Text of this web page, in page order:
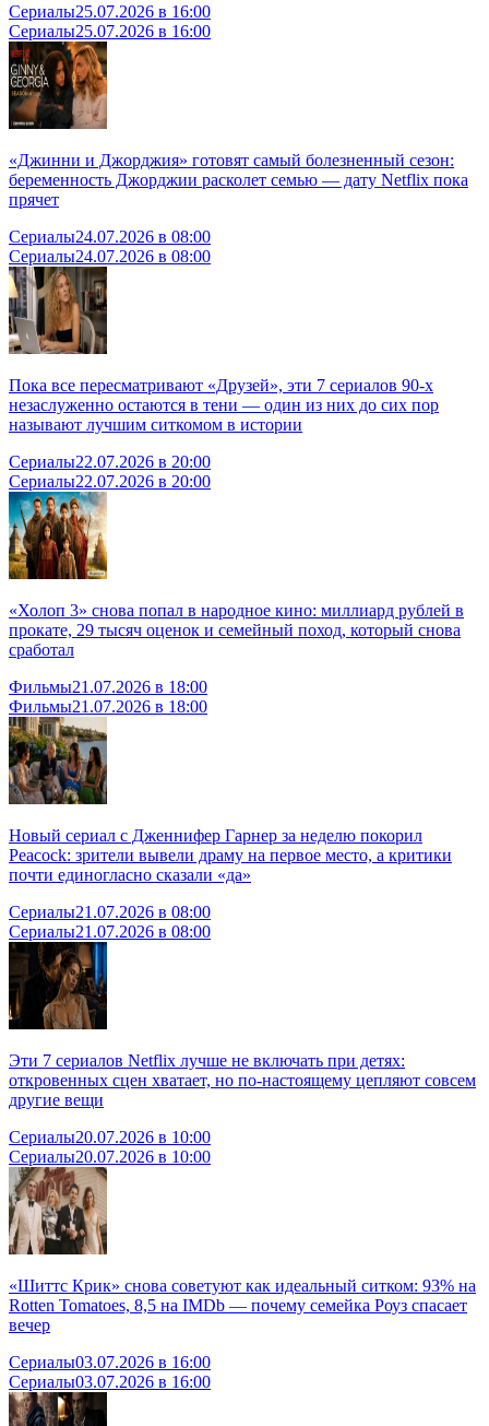
Сериалы25.07.2026 в 16:00
Сериалы25.07.2026 в 16:00
«Джинни и Джорджия» готовят самый болезненный сезон:
беременность Джорджии расколет семью — дату Netflix пока
прячет
Сериалы24.07.2026 в 08:00
Сериалы24.07.2026 в 08:00
Пока все пересматривают «Друзей», эти 7 сериалов 90-х
незаслуженно остаются в тени — один из них до сих пор
называют лучшим ситкомом в истории
Сериалы22.07.2026 в 20:00
Сериалы22.07.2026 в 20:00
«Холоп 3» снова попал в народное кино: миллиард рублей в
прокате, 29 тысяч оценок и семейный поход, который снова
сработал
Фильмы21.07.2026 в 18:00
Фильмы21.07.2026 в 18:00
Новый сериал с Дженнифер Гарнер за неделю покорил
Peacock: зрители вывели драму на первое место, а критики
почти единогласно сказали «да»
Сериалы21.07.2026 в 08:00
Сериалы21.07.2026 в 08:00
Эти 7 сериалов Netflix лучше не включать при детях:
откровенных сцен хватает, но по-настоящему цепляют совсем
другие вещи
Сериалы20.07.2026 в 10:00
Сериалы20.07.2026 в 10:00
«Шиттс Крик» снова советуют как идеальный ситком: 93% на
Rotten Tomatoes, 8,5 на IMDb — почему семейка Роуз спасает
вечер
Сериалы03.07.2026 в 16:00
Сериалы03.07.2026 в 16:00